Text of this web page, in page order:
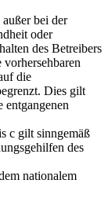
bei der
oder
des Betreibers
vorhersehbaren
die
Dies gilt
entgangenen
c gilt sinngemäß
des
nationalem